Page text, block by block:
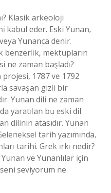
Klasik arkeoloji
kabul eder. Eski Yunan,
Yunanca denir.
benzerlik, mektupların
ne zaman başladı?
1787 ve 1792
savaşan gizli bir
Yunan dili ne zaman
yaratılan bu eski dil
dilinin atasıdır. Yunan
tarih yazımında,
tarihi. Grek ırkı nedir?
ve Yunanlılar için
seviyorum ne